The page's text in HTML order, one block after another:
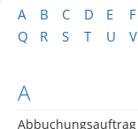
A B C D E F
Q
R S T U V
A
Abbuchungsauftrag